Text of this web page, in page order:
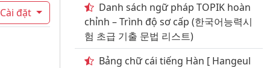
Cài đặt
Danh sách ngữ pháp TOPIK hoàn
chỉnh – Trình độ sơ cấp (한국어능력시
험 초급 기출 문법 리스트)
Bảng chữ cái tiếng Hàn [ Hangeul